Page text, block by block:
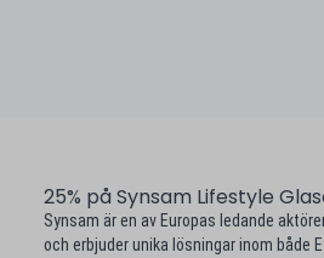
25% på Synsam Lifestyle
Synsam är en av Europas ledande
och erbjuder unika lösningar inom både